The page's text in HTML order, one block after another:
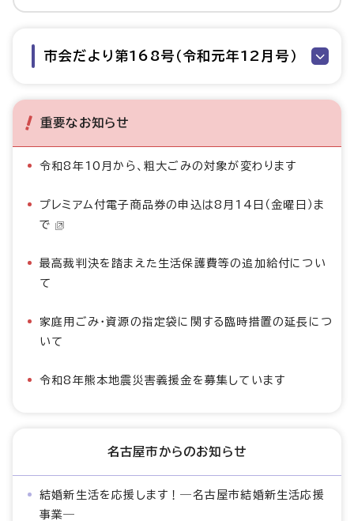
市会だより第168号（令和元年12月号）
重要なお知らせ
令和8年10月から、粗大ごみの対象が変わります
プレミアム付電子商品券の申込は8月14日（金曜日）ま
で
最高裁判決を踏まえた生活保護費等の追加給付につい
て
家庭用ごみ・資源の指定袋に関する臨時措置の延長につ
いて
令和8年熊本地震災害義援金を募集しています
名古屋市からのお知らせ
結婚新生活を応援します！―名古屋市結婚新生活応援
事業―